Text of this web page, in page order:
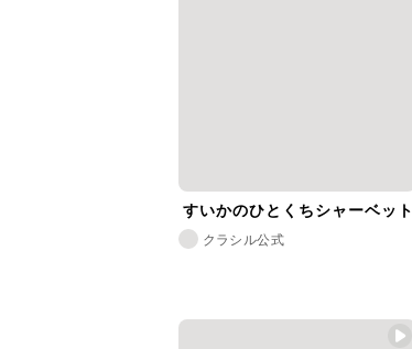
すいかのひとくちシャーベット
クラシル公式